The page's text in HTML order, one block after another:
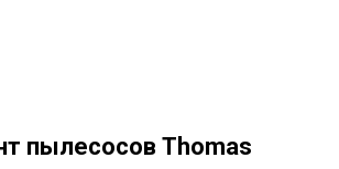
пылесосов Thomas